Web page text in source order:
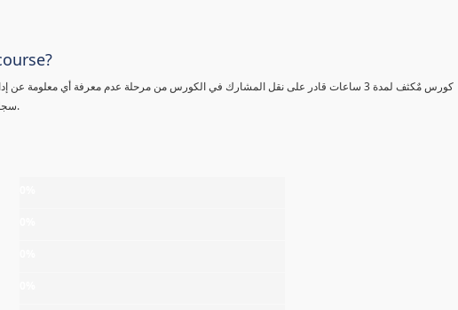
كورس مٌكثف لمدة 3 ساعات قادر على نقل المشارك في الكورس من مرحلة عدم معرفة أي معلومة
سجل المخاطر بالإضافة الى المقدرة التامية لإدارة مخاطر المشاريع.